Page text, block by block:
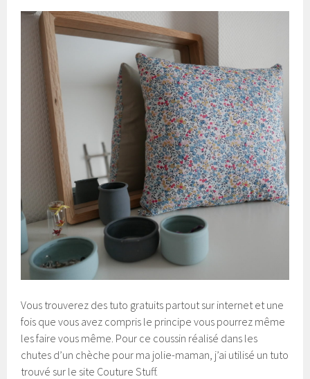
Vous trouverez des tuto gratuits partout sur internet et une
fois que vous avez compris le principe vous pourrez même
les faire vous même. Pour ce coussin réalisé dans les
chutes d’un chèche pour ma jolie-maman, j’ai utilisé un tuto
trouvé sur le site Couture Stuff.